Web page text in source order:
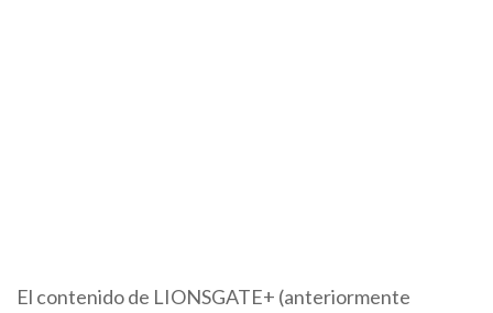
El contenido de LIONSGATE+ (anteriormente